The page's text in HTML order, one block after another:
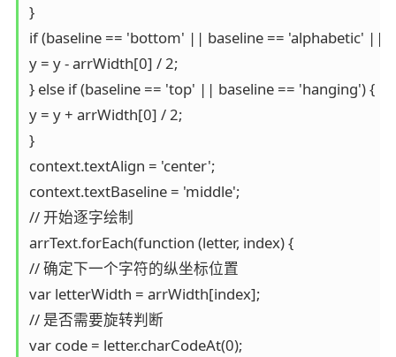
}
if (baseline == 'bottom' || baseline == 'alphabetic' ||
y = y - arrWidth[0] / 2;
} else if (baseline == 'top' || baseline == 'hanging') {
y = y + arrWidth[0] / 2;
}
context.textAlign = 'center';
context.textBaseline = 'middle';
// 开始逐字绘制
arrText.forEach(function (letter, index) {
// 确定下一个字符的纵坐标位置
var letterWidth = arrWidth[index];
// 是否需要旋转判断
var code = letter.charCodeAt(0);